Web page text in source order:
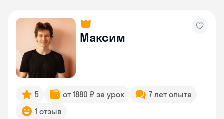
Максим
5 от 1880 ₽ за урок
7 лет опыта
1 отзыв